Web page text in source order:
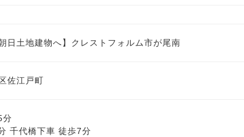
日土地建物へ】クレストフォルム市が尾南
佐江戸町
分
千代橋下車 徒歩7分